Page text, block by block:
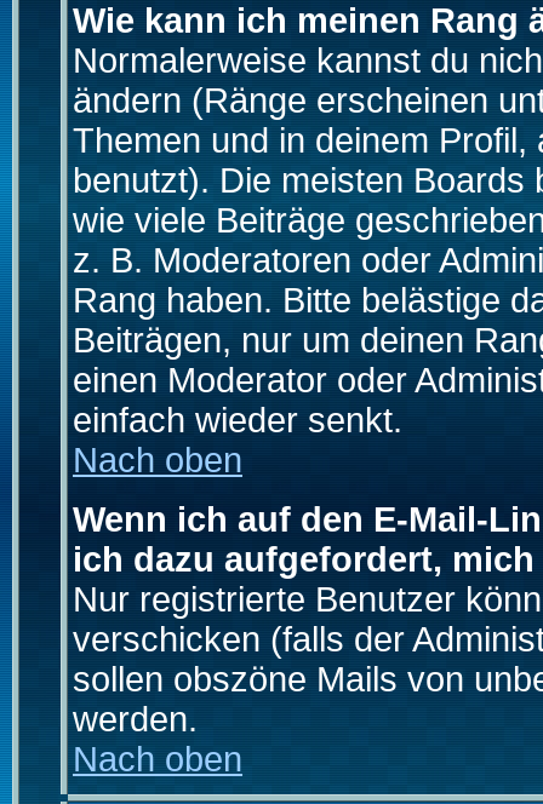
Wie kann ich meinen Rang
Normalerweise kannst du
ändern (Ränge erscheinen
Themen und in deinem
benutzt). Die meisten
wie viele Beiträge
z. B. Moderatoren oder
Rang haben. Bitte belästige
Beiträgen, nur um deinen
einen Moderator oder
einfach wieder senkt.
Nach oben
Wenn ich auf den E-Mail-
ich dazu aufgefordert,
Nur registrierte Benutzer
verschicken (falls der
sollen obszöne Mails von
werden.
Nach oben